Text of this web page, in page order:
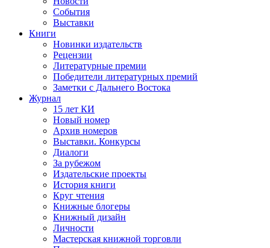
События
Выставки
Книги
Новинки издательств
Рецензии
Литературные премии
Победители литературных премий
Заметки с Дальнего Востока
Журнал
15 лет КИ
Новый номер
Архив номеров
Выставки. Конкурсы
Диалоги
За рубежом
Издательские проекты
История книги
Круг чтения
Книжные блогеры
Книжный дизайн
Личности
Мастерская книжной торговли